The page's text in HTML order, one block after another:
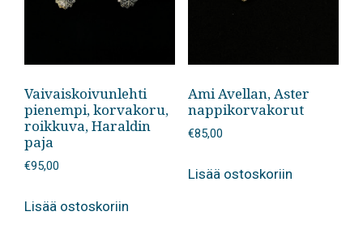
Vaivaiskoivunlehti
pienempi, korvakoru,
roikkuva, Haraldin
paja
€95,00
Lisää ostoskoriin
Ami Avellan, Aster
nappikorvakorut
€85,00
Lisää ostoskoriin